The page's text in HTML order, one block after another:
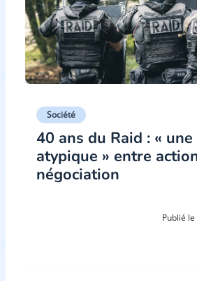
Société
40 ans du Raid : «
atypique » entre
négociation
Publié